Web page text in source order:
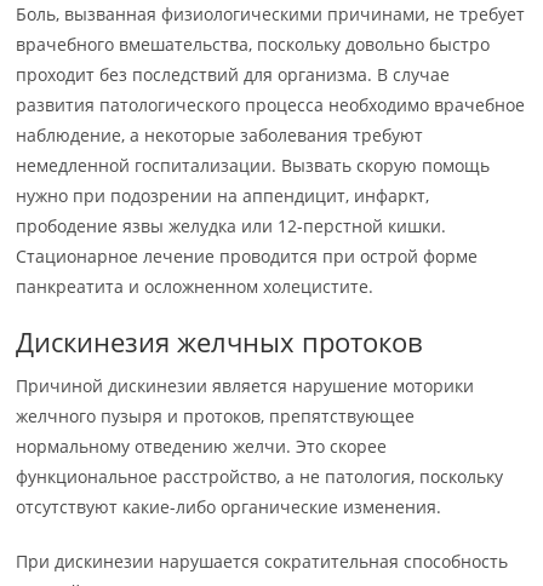
Боль, вызванная физиологическими причинами, не требует
врачебного вмешательства, поскольку довольно быстро
проходит без последствий для организма. В случае
развития патологического процесса необходимо врачебное
наблюдение, а некоторые заболевания требуют
немедленной госпитализации. Вызвать скорую помощь
нужно при подозрении на аппендицит, инфаркт,
прободение язвы желудка или 12-перстной кишки.
Стационарное лечение проводится при острой форме
панкреатита и осложненном холецистите.
Дискинезия желчных протоков
Причиной дискинезии является нарушение моторики
желчного пузыря и протоков, препятствующее
нормальному отведению желчи. Это скорее
функциональное расстройство, а не патология, поскольку
отсутствуют какие-либо органические изменения.
При дискинезии нарушается сократительная способность